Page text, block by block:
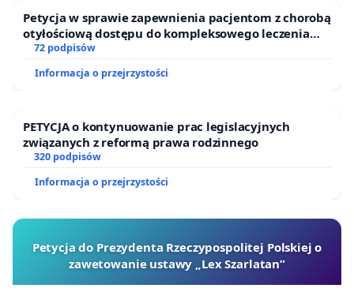
Petycja w sprawie zapewnienia pacjentom z chorobą
otyłościową dostępu do kompleksowego leczenia
oraz programów profilaktycznych.
72 podpisów
Informacja o przejrzystości
PETYCJA o kontynuowanie prac legislacyjnych
związanych z reformą prawa rodzinnego
320 podpisów
Informacja o przejrzystości
Petycja do Prezydenta Rzeczypospolitej Polskiej o
zawetowanie ustawy „Lex Szarlatan”